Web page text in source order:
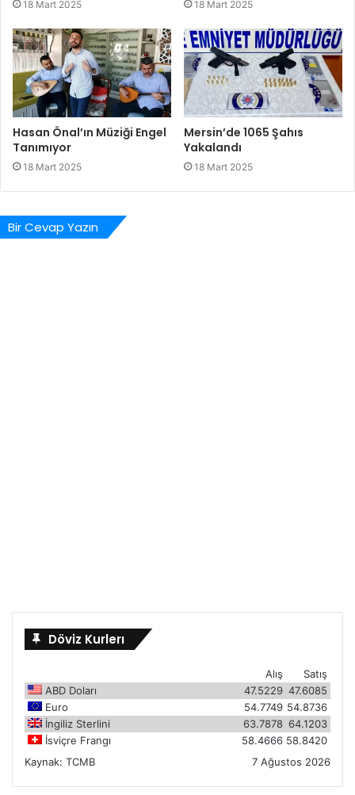
18 Mart 2025 18 Mart 2025
Hasan Önal’ın Müziği Engel
Tanımıyor
18 Mart 2025
Mersin’de 1065 Şahıs
Yakalandı
18 Mart 2025
Bir Cevap Yazın
Döviz Kurlerı
Satış
Alış
ABD Doları
47.6085
47.5229
Euro
54.8736
54.7749
İngiliz Sterlini
64.1203
63.7878
İsviçre Frangı
58.8420
58.4666
Kaynak: TCMB 7 Ağustos 2026